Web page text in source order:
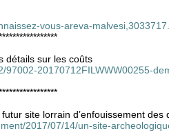
vous-areva-
détails sur les coûts
97002-20170712FILWWW00255-
site lorrain d’enfouissement des
2017/07/14/un-site-